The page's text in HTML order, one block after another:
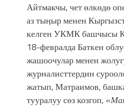
Айтмакчы, чет өлкөдө
аз тыӊыр менен
келген УКМК башчысы
18-февралда Баткен
жашоочулар менен
журналисттердин
жатып, Матраимов,
тууралуу сөз козгоп, «